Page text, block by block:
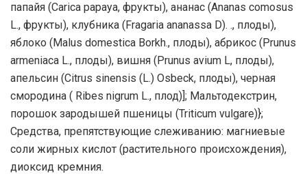
папайя (Carica papaya, фрукты), ананас (Ananas comosus
L., фрукты), клубника (Fragaria ananassa D). ., плоды),
яблоко (Malus domestica Borkh., плоды), абрикос (Prunus
armeniaca L., плоды), вишня (Prunus avium L, плоды),
апельсин (Citrus sinensis (L.) Osbeck, плоды), черная
смородина ( Ribes nigrum L., плод)]; Мальтодекстрин,
порошок зародышей пшеницы (Triticum vulgare)};
Средства, препятствующие слеживанию: магниевые
соли жирных кислот (растительного происхождения),
диоксид кремния.